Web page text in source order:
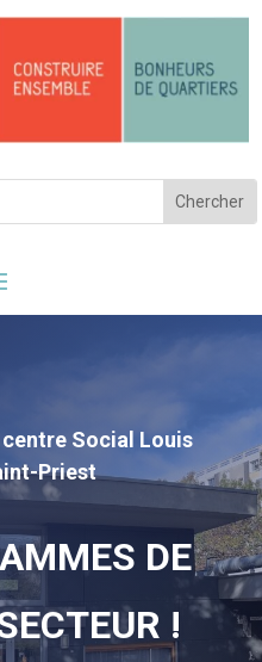
Social Louis
Priest
DE
!